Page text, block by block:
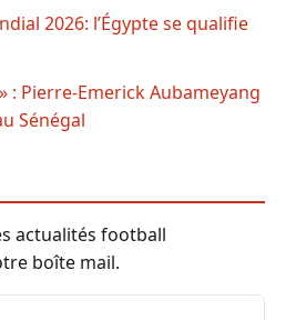
2026: l’Égypte se qualifie
: Pierre-Emerick Aubameyang
Sénégal
actualités football
boîte mail.